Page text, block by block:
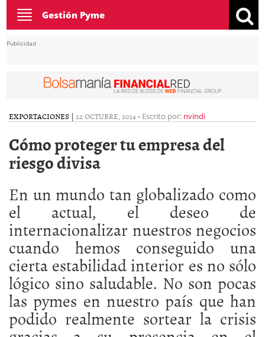
Toggle
navigation
Gestión Pyme
Publicidad
EXPORTACIONES | 22 OCTUBRE, 2014- Escrito por: nvindi
Cómo proteger tu empresa del
riesgo divisa
En un mundo tan globalizado como
el actual, el deseo de
internacionalizar nuestros negocios
cuando hemos conseguido una
cierta estabilidad interior es no sólo
lógico sino saludable. No son pocas
las pymes en nuestro país que han
podido realmente sortear la crisis